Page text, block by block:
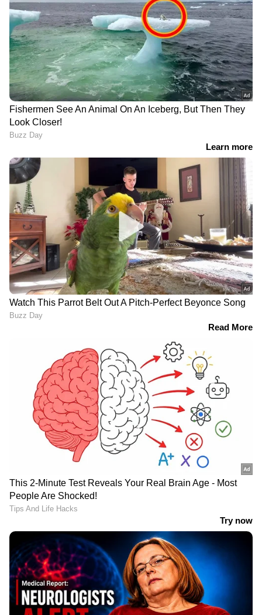
ബാക്ടീരിയകൾ ഫൈബറിനെ എളുപ്പത്തിൽ
ദഹിപ്പിക്കാൻ പാകത്തിൽ സ്വയം പാകപ്പെടും.
Related Articles
Health Tips : എന്താണ് നോറോവൈറസ്?
ലക്ഷണങ്ങൾ എന്തെല്ലാം?
Health Tips : മുഖത്തെ കരുവാളിപ്പ് മാറ്റാൻ
തക്കാളി ; ഈ രീതിയിൽ ഉപയോ​ഗിച്ച്
നോക്കൂ
3
7
Image Credit : Getty
മാനസിക സമ്മർദ്ദത്തോടെ ഭക്ഷണം
കഴിക്കരുത്
നമ്മൾ കടുത്ത മാനസിക
ഉത്പാദിപ്പിക്കപ്പെടുന്ന ഹോർമോണുകൾ
കുടലിലേക്കുള്ള രക്തയോട്ടം കുറയ്ക്കുന്നു.
ഇത് ദഹനത്തെ ദോഷകരമായി ബാധിക്കും.
അതുകൊണ്ട് ഭക്ഷണം കഴിക്കുമ്പോൾ
മൊബൈൽ ഫോൺ ഉപയോഗിക്കുന്നത്
ഒഴിവാക്കുക. ശരീരം
സമ്മർദ്ദത്തിലായിരിക്കുമ്പോൾ കുടലിന്
കൃത്യമായി ദഹനപ്രക്രിയ നടത്താൻ കഴിയില്ല.